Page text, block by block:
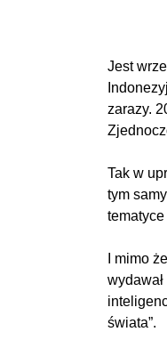
Jest
zarazy.
Tak w
tym
I mimo
świata”.